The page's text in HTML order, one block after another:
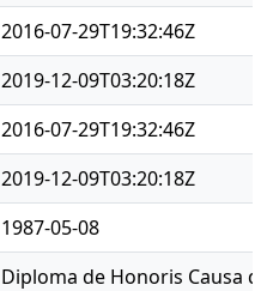
2016-07-29T19:32:46Z
2019-12-09T03:20:18Z
2016-07-29T19:32:46Z
2019-12-09T03:20:18Z
1987-05-08
Diploma de Honoris Causa